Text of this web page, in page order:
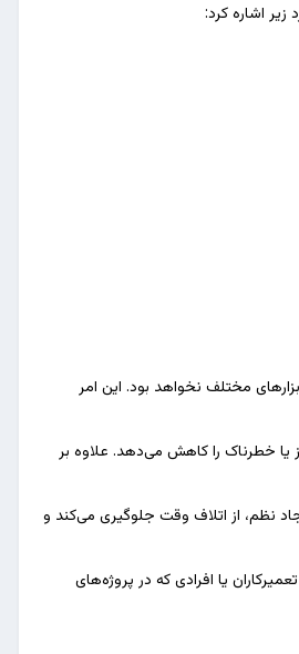
اشاره کرد:
مختلف نخواهد بود. این امر
یا خطرناک را کاهش می‌دهد. علاوه بر
نظم، از اتلاف وقت جلوگیری می‌کند و
یا افرادی که در پروژه‌های